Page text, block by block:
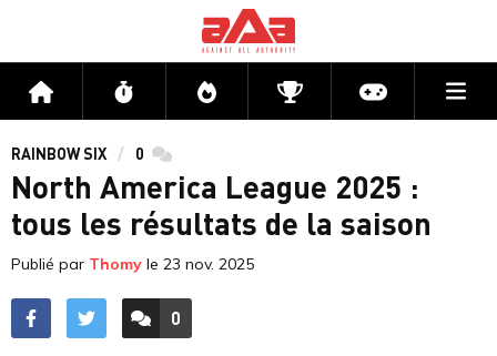
Accueil Flux Directs CompétitionsActu jeux
RAINBOW SIX 0 commentaires
North America League 2025 :
tous les résultats de la saison
Publié par Thomy le 23 nov. 2025
ACCÉDER AUX
0
COMMENTAIRES